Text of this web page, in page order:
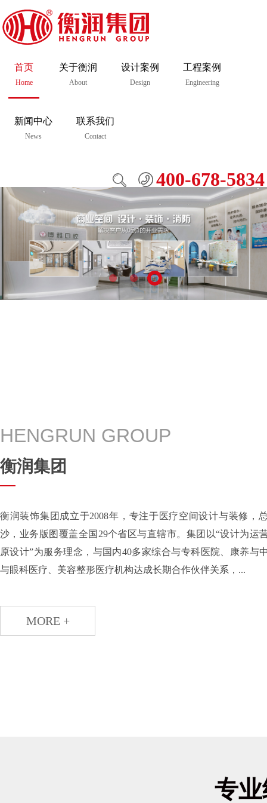
首页
Home
关于衡润
About
设计案例
Design
工程案例
Engineering
新闻中心
News
联系我们
Contact
400-678-5834
HENGRUN GROUP
衡润集团
衡润装饰集团成立于2008年，专注于医疗空间设计与装修，
沙，业务版图覆盖全国29个省区与直辖市。集团以“设计为运
原设计”为服务理念，与国内40多家综合与专科医院、康养与
与眼科医疗、美容整形医疗机构达成长期合作伙伴关系，...
MORE +
专